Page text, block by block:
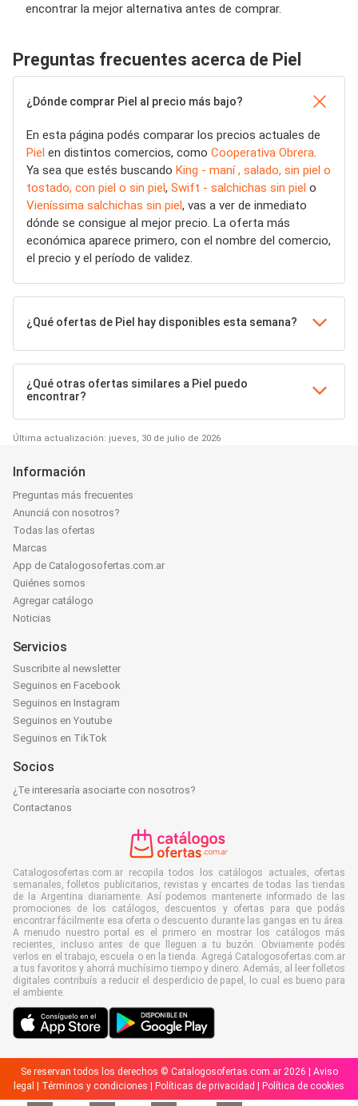
encontrar la mejor alternativa antes de comprar.
Preguntas frecuentes acerca de Piel
¿Dónde comprar Piel al precio más bajo?
En esta página podés comparar los precios actuales de
Piel en distintos comercios, como Cooperativa Obrera
Ya sea que estés buscando King - maní , salado, sin piel o
tostado, con piel o sin piel, Swift - salchichas sin piel o
Vieníssima salchichas sin piel, vas a ver de inmediato
dónde se consigue al mejor precio. La oferta más
económica aparece primero, con el nombre del comercio,
el precio y el período de validez.
¿Qué ofertas de Piel hay disponibles esta semana?
¿Qué otras ofertas similares a Piel puedo
encontrar?
Última actualización: jueves, 30 de julio de 2026
Información
Preguntas más frecuentes
Anunciá con nosotros?
Todas las ofertas
Marcas
App de Catalogosofertas.com.ar
Quiénes somos
Agregar catálogo
Noticias
Servicios
Suscribite al newsletter
Seguinos en Facebook
Seguinos en Instagram
Seguinos en Youtube
Seguinos en TikTok
Socios
¿Te interesaría asociarte con nosotros?
Contactanos
Catalogosofertas.com.ar recopila todos los catálogos actuales, ofertas
semanales, folletos publicitarios, revistas y encartes de todas las tiendas
de la Argentina diariamente. Así podemos mantenerte informado de las
promociones de los catálogos, descuentos y ofertas para que podás
encontrar fácilmente esa oferta o descuento durante las gangas en tu área.
A menudo nuestro portal es el primero en mostrar los catálogos más
recientes, incluso antes de que lleguen a tu buzón. Obviamente podés
verlos en el trabajo, escuela o en la tienda. Agregá Catalogosofertas.com.ar
a tus favoritos y ahorrá muchísimo tiempo y dinero. Además, al leer folletos
digitales contribuís a reducir el desperdicio de papel, lo cual es bueno para
el ambiente.
Se reservan todos los derechos © Catalogosofertas.com.ar 2026 | Aviso
legal | Términos y condiciones | Políticas de privacidad | Política de cookies